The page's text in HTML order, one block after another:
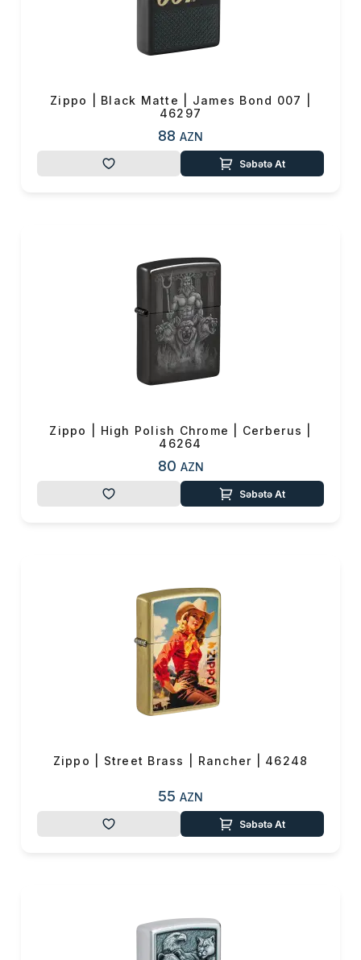
Zippo | Black Matte | James Bond 007 |
46297
88 AZN
Səbətə At
Zippo | High Polish Chrome | Cerberus |
46264
80 AZN
Səbətə At
Zippo | Street Brass | Rancher | 46248
55 AZN
Səbətə At